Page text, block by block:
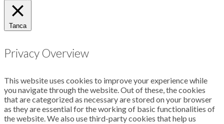
Tanca
Privacy Overview
This website uses cookies to improve your experience while
you navigate through the website. Out of these, the cookies
that are categorized as necessary are stored on your browser
as they are essential for the working of basic functionalities of
the website. We also use third-party cookies that help us